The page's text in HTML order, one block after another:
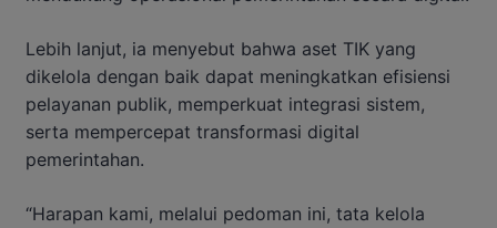
Lebih lanjut, ia menyebut bahwa aset TIK yang
dikelola dengan baik dapat meningkatkan efisiensi
pelayanan publik, memperkuat integrasi sistem,
serta mempercepat transformasi digital
pemerintahan.
“Harapan kami, melalui pedoman ini, tata kelola